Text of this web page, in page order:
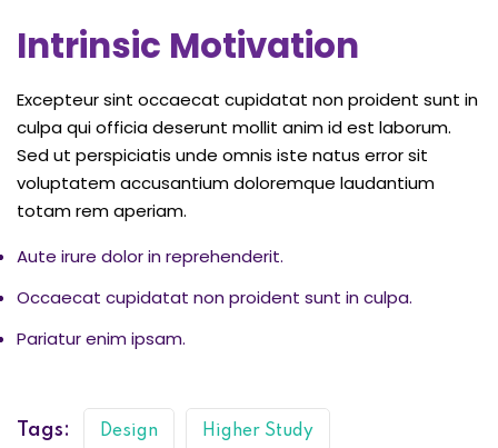
Intrinsic Motivation
Excepteur sint occaecat cupidatat non proident sunt in
culpa qui officia deserunt mollit anim id est laborum.
Sed ut perspiciatis unde omnis iste natus error sit
voluptatem accusantium doloremque laudantium
totam rem aperiam.
Aute irure dolor in reprehenderit.
Occaecat cupidatat non proident sunt in culpa.
Pariatur enim ipsam.
Tags: Design Higher Study